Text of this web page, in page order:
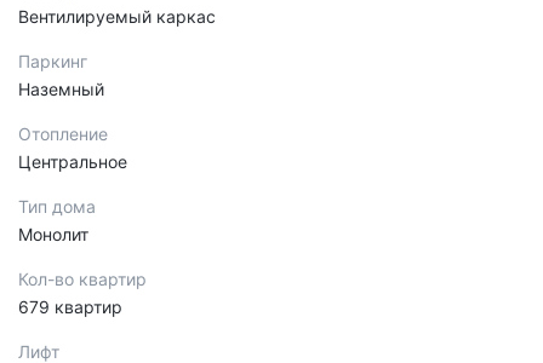
Вентилируемый каркас
Паркинг
Наземный
Отопление
Центральное
Тип дома
Монолит
Кол-во квартир
679 квартир
Лифт